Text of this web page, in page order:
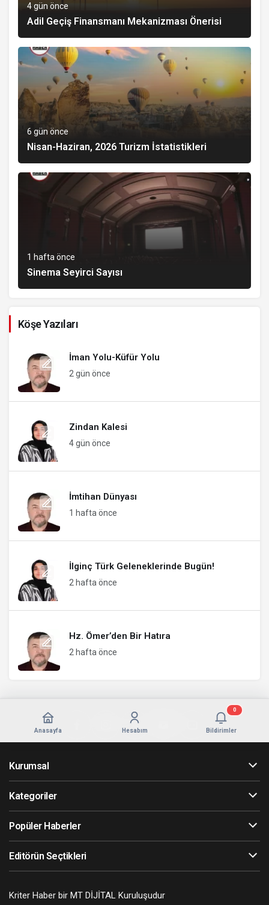
4 gün önce
Adil Geçiş Finansmanı Mekanizması Önerisi
6 gün önce
Nisan-Haziran, 2026 Turizm İstatistikleri
1 hafta önce
Sinema Seyirci Sayısı
Köşe Yazıları
İman Yolu-Küfür Yolu
2 gün önce
Zindan Kalesi
4 gün önce
İmtihan Dünyası
1 hafta önce
İlginç Türk Geleneklerinde Bugün!
2 hafta önce
Hz. Ömer’den Bir Hatıra
2 hafta önce
Anasayfa Hesabım Bildirimler
0
Kurumsal
Kategoriler
Popüler Haberler
Editörün Seçtikleri
Kriter Haber bir MT DİJİTAL Kuruluşudur